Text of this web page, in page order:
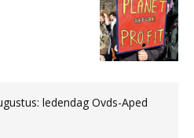
ledendag Ovds-Aped